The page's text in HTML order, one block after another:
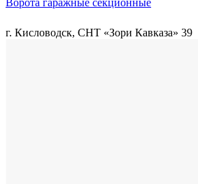
г. Кисловодск, СНТ «Зори Кавказа» 39